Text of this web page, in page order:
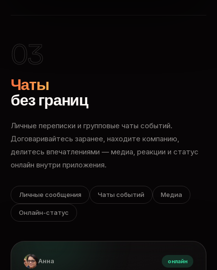
03
Чаты
без границ
Личные переписки и групповые чаты событий.
Договаривайтесь заранее, находите компанию,
делитесь впечатлениями — медиа, реакции и статус
онлайн внутри приложения.
Личные сообщения Чаты событий Медиа
Онлайн-статус
Анна онлайн